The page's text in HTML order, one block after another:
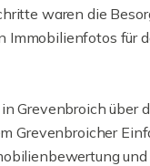
waren die
für
Grevenbroich über
Grevenbroicher